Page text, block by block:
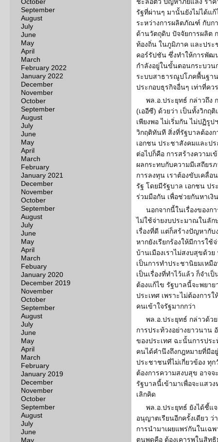
September
August
July
June
May
April
March
February 2022
January 2022
December
November
October
September
August
July
June
May
April
March
February
January 2021
December
November
October
September
August
July
June
May
April
March
Febuary
January 2020
December 2019
November
October
September
August
July
June
May
April
March
February
January 2019
December
November
October
September
August
July
June
May
รัฐที่ผ่านๆ มานั้นยังไม่ได้แ
ระหว่างการผลิตภัณฑ์ กับก
ด้านวัตถุดิบ ปัจจัยการผลิต
ท้องถิ่น ในภูมิภาค และปร
คอร์รัปชัน ซึ่งทำให้การพัฒ
กำลังอยู่ในขั้นตอนกระบว
ระบบสาธารณูปโภคพื้นฐา
ประกอบธุรกิจอื่นๆ เท่าที่ควร
พล.อ.ประยุทธ์ กล่าวถึง
(เออีซี) ด้วยว่า เป็นทั้งวิกฤ
เพียงพอ ไม่เริ่มกัน ไม่ปฏิรู
วิกฤติทันที สิ่งที่รัฐบาลต้องก
เอกชน ประชาสังคมและป
ต่อไปก็คือ การสร้างความเ
ผลกระทบกับความมีเสถียร
การลงทุน เราต้องขับเคลื่
รัฐ โดยมีรัฐบาล เอกชน ป
ร่วมมือกัน เพื่อช่วยกันหาเงิ
นอกจากนี้ในเรื่องของ
ไม่ใช้จ่ายงบประมาณในลัก
เรื่องที่ดี แต่ก็สร้างปัญหากั
หากยังเรียกร้องให้มีการใ
บ้านเมืองเราไม่สงบสุขด้ว
เป็นการทำประชานิยมเหมื
เป็นเรื่องที่ทำไว้แล้ว ก็จำเ
ต้องแก้ไข รัฐบาลนี้จะพยา
ประเทศ เพราะไม่ต้องการ
คนเข้าใจรัฐมากกว่า
พล.อ.ประยุทธ์ กล่าวด้ว
การประท้วงอย่างยาวนาน
ของประเทศ ฉะนั้นการประ
คนได้คำนึงถึงกฎหมายที่มีอ
ประชาชนที่ไม่เกี่ยวข้อง ทุก
ต้องการความสงบสุข อาจ
รัฐบาลนี้เข้ามาเพื่อจะแสว
เลิกคิด
พล.อ.ประยุทธ์ ยังได้ชี้แจ
อนุญาตเรียนอีกครั้งเดียว ว่
การนำมาเผยแพร่กันในเฉ
ตนพูดคือ ต้องเคารพในสิท